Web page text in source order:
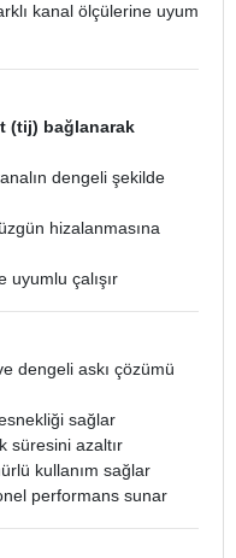
kanal ölçülerine uyum
(tij) bağlanarak
dengeli şekilde
hizalanmasına
uyumlu çalışır
dengeli askı çözümü
sağlar
süresini azaltır
kullanım sağlar
performans sunar